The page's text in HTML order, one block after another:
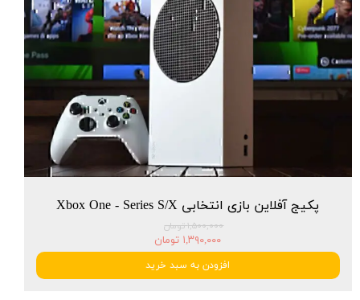
پکیج آفلاین بازی انتخابی Xbox One - Series S/X
۱,۵۰۰,۰۰۰ تومان
۱,۳۹۰,۰۰۰ تومان
افزودن به سبد خرید